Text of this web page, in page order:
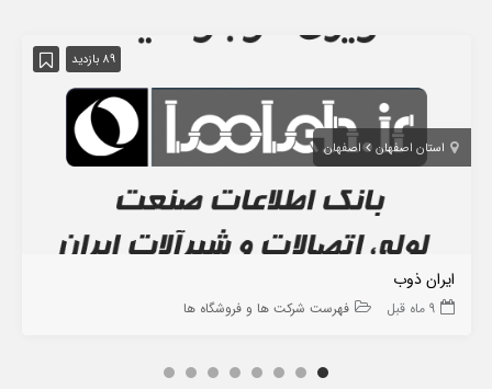
89 بازدید
استان اصفهان اصفهان
ایران ذوب
9 ماه قبل فهرست شرکت ها و فروشگاه ها